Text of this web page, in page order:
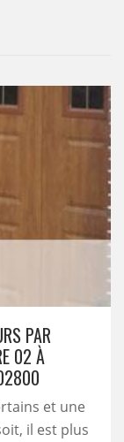
PAR
02 À
et une
il est plus